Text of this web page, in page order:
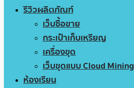
รีวิวผลิตภัณฑ์
เว็บซื้อขาย
กระเป๋าเก็บเหรียญ
เครื่องขุด
เว็บขุดแบบ Cloud Mining
ห้องเรียน